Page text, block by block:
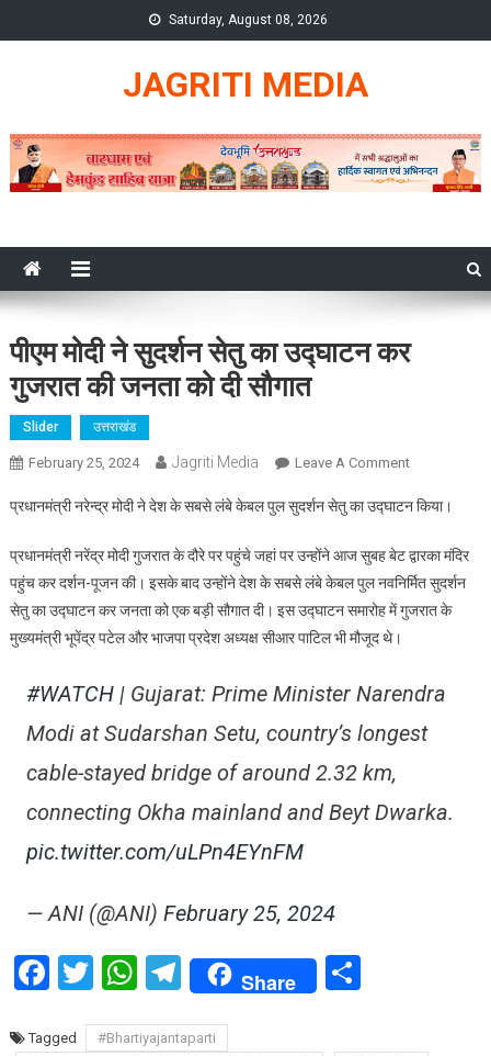
to
Saturday, August 08, 2026
JAGRITI MEDIA
पीएम मोदी ने सुदर्शन सेतु का उद्घाटन कर
गुजरात की जनता को दी सौगात
Slider उत्तराखंड
February 25, 2024 Jagriti Media Leave A CommentOn
मोदी
सुदर्शन
सेतु
का
गुजरात
जनता
सौगात
प्रधानमंत्री नरेन्द्र मोदी ने देश के सबसे लंबे केबल पुल सुदर्शन सेतु का उद्घाटन किया।
प्रधानमंत्री नरेंद्र मोदी गुजरात के दौरे पर पहुंचे जहां पर उन्होंने आज सुबह बेट द्वारका मंदिर
पहुंच कर दर्शन-पूजन की। इसके बाद उन्होंने देश के सबसे लंबे केबल पुल नवनिर्मित सुदर्शन
सेतु का उद्घाटन कर जनता को एक बड़ी सौगात दी। इस उद्घाटन समारोह में गुजरात के
मुख्यमंत्री भूपेंद्र पटेल और भाजपा प्रदेश अध्यक्ष सीआर पाटिल भी मौजूद थे।
#WATCH| Gujarat: Prime Minister Narendra
Modi at Sudarshan Setu, country’s longest
cable-stayed bridge of around 2.32 km,
connecting Okha mainland and Beyt Dwarka.
pic.twitter.com/uLPn4EYnFM
— ANI (@ANI) February 25, 2024
Facebook
Twitter
WhatsApp
Telegram
Share Share
Tagged
#Bhartiyajantaparti